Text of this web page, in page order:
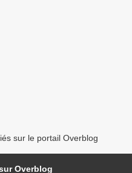
sur le portail Overblog
Overblog